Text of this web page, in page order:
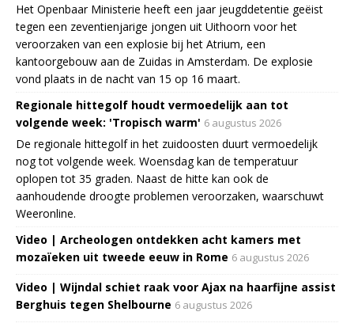
Het Openbaar Ministerie heeft een jaar jeugddetentie geëist
tegen een zeventienjarige jongen uit Uithoorn voor het
veroorzaken van een explosie bij het Atrium, een
kantoorgebouw aan de Zuidas in Amsterdam. De explosie
vond plaats in de nacht van 15 op 16 maart.
Regionale hittegolf houdt vermoedelijk aan tot
volgende week: 'Tropisch warm' 6 augustus 2026
De regionale hittegolf in het zuidoosten duurt vermoedelijk
nog tot volgende week. Woensdag kan de temperatuur
oplopen tot 35 graden. Naast de hitte kan ook de
aanhoudende droogte problemen veroorzaken, waarschuwt
Weeronline.
Video | Archeologen ontdekken acht kamers met
mozaïeken uit tweede eeuw in Rome 6 augustus 2026
Video | Wijndal schiet raak voor Ajax na haarfijne assist
Berghuis tegen Shelbourne 6 augustus 2026